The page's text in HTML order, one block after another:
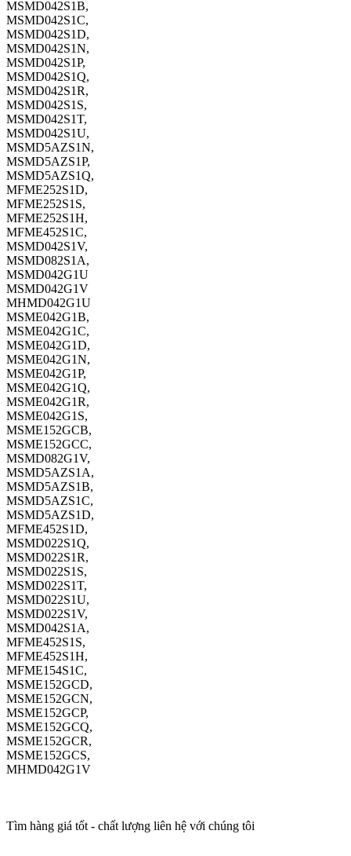
MSMD042S1B,
MSMD042S1C,
MSMD042S1D,
MSMD042S1N,
MSMD042S1P,
MSMD042S1Q,
MSMD042S1R,
MSMD042S1S,
MSMD042S1T,
MSMD042S1U,
MSMD5AZS1N,
MSMD5AZS1P,
MSMD5AZS1Q,
MFME252S1D,
MFME252S1S,
MFME252S1H,
MFME452S1C,
MSMD042S1V,
MSMD082S1A,
MSMD042G1U
MSMD042G1V
MHMD042G1U
MSME042G1B,
MSME042G1C,
MSME042G1D,
MSME042G1N,
MSME042G1P,
MSME042G1Q,
MSME042G1R,
MSME042G1S,
MSME152GCB,
MSME152GCC,
MSMD082G1V,
MSMD5AZS1A,
MSMD5AZS1B,
MSMD5AZS1C,
MSMD5AZS1D,
MFME452S1D,
MSMD022S1Q,
MSMD022S1R,
MSMD022S1S,
MSMD022S1T,
MSMD022S1U,
MSMD022S1V,
MSMD042S1A,
MFME452S1S,
MFME452S1H,
MFME154S1C,
MSME152GCD,
MSME152GCN,
MSME152GCP,
MSME152GCQ,
MSME152GCR,
MSME152GCS,
MHMD042G1V
Tìm hàng giá tốt - chất lượng liên hệ với chúng tôi